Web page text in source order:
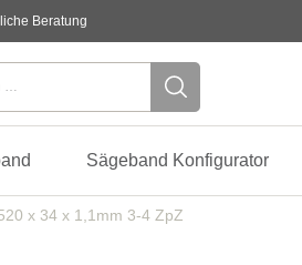
Beratung
Sägeband Konfigurator
x 34 x 1,1mm 3-4 ZpZ